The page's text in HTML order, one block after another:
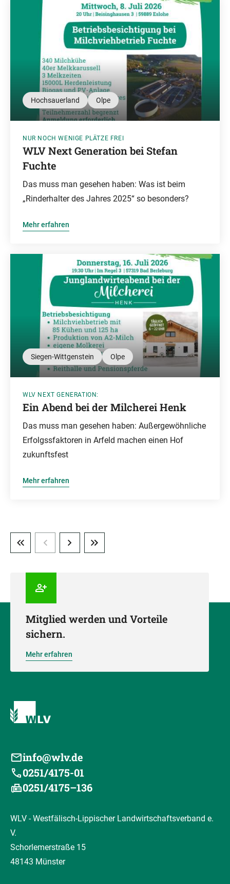
Hochsauerland Olpe
NUR NOCH WENIGE PLÄTZE FREI
WLV Next Generation bei Stefan
Fuchte
Das muss man gesehen haben: Was ist beim
„Rinderhalter des Jahres 2025“ so besonders?
Mehr erfahren
Siegen-Wittgenstein Olpe
WLV NEXT GENERATION:
Ein Abend bei der Milcherei Henk
Das muss man gesehen haben: Außergewöhnliche
Erfolgssfaktoren in Arfeld machen einen Hof
zukunftsfest
Mehr erfahren
Mitglied werden und Vorteile
sichern.
Mehr erfahren
info@wlv.de
0251/4175-01
0251/4175–136
WLV - Westfälisch-Lippischer Landwirtschaftsverband e.
V.
Schorlemerstraße 15
48143 Münster